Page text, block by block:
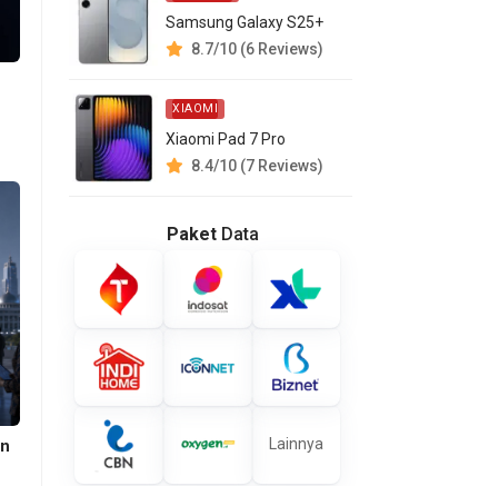
Samsung Galaxy S25+
8.7/10 (6 Reviews)
XIAOMI
Xiaomi Pad 7 Pro
8.4/10 (7 Reviews)
Paket Data
Lainnya